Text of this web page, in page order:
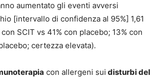
aumentato gli eventi avversi
[intervallo di confidenza al 95%] 1,61
SCIT vs 41% con placebo; 13% con
certezza elevata).
con allergeni sui disturbi del